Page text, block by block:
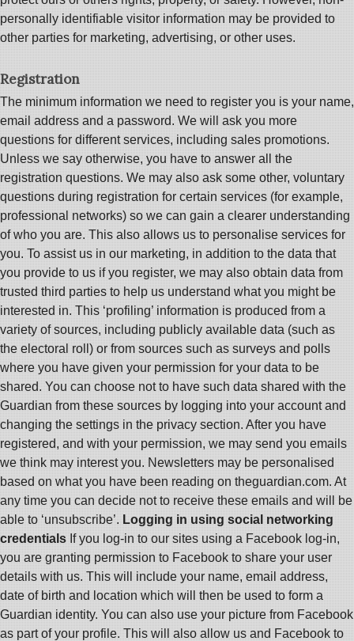
personally identifiable visitor information may be provided to
other parties for marketing, advertising, or other uses.
Registration
The minimum information we need to register you is your name,
email address and a password. We will ask you more
questions for different services, including sales promotions.
Unless we say otherwise, you have to answer all the
registration questions. We may also ask some other, voluntary
questions during registration for certain services (for example,
professional networks) so we can gain a clearer understanding
of who you are. This also allows us to personalise services for
you. To assist us in our marketing, in addition to the data that
you provide to us if you register, we may also obtain data from
trusted third parties to help us understand what you might be
interested in. This ‘profiling’ information is produced from a
variety of sources, including publicly available data (such as
the electoral roll) or from sources such as surveys and polls
where you have given your permission for your data to be
shared. You can choose not to have such data shared with the
Guardian from these sources by logging into your account and
changing the settings in the privacy section. After you have
registered, and with your permission, we may send you emails
we think may interest you. Newsletters may be personalised
based on what you have been reading on theguardian.com. At
any time you can decide not to receive these emails and will be
able to ‘unsubscribe’. Logging in using social networking
credentials If you log-in to our sites using a Facebook log-in,
you are granting permission to Facebook to share your user
details with us. This will include your name, email address,
date of birth and location which will then be used to form a
Guardian identity. You can also use your picture from Facebook
as part of your profile. This will also allow us and Facebook to